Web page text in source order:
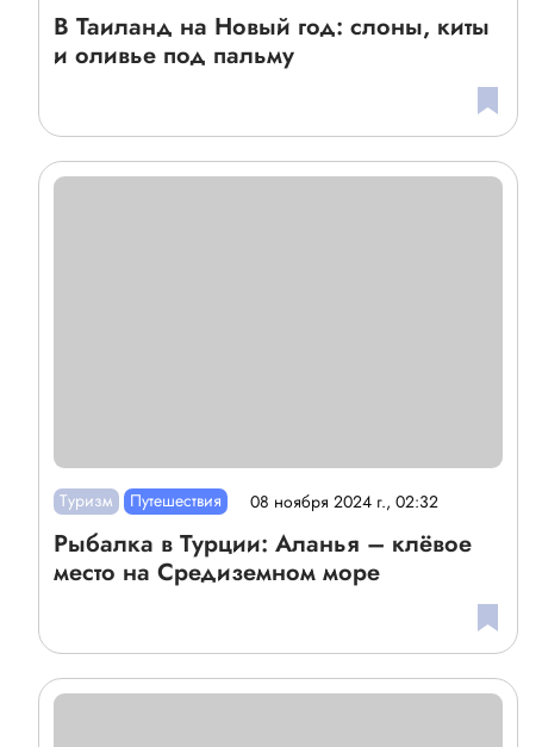
В Таиланд на Новый год: слоны, киты
и оливье под пальму
Туризм Путешествия 08 ноября 2024 г., 02:32
Рыбалка в Турции: Аланья – клёвое
место на Средиземном море